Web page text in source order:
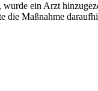
ein Arzt
die Maßnahme